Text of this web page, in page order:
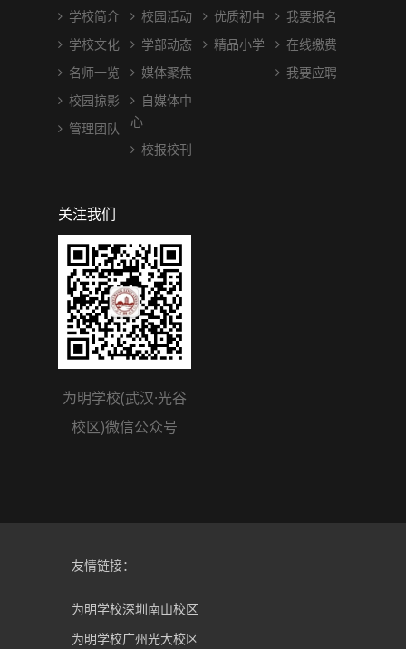
学校简介
学校文化
名师一览
校园掠影
管理团队
校园活动
学部动态
媒体聚焦
自媒体中
心
校报校刊
优质初中
精品小学
我要报名
在线缴费
我要应聘
关注我们
为明学校(武汉·光谷
校区)微信公众号
友情链接：
为明学校深圳南山校区
为明学校广州光大校区